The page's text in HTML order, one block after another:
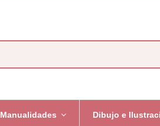
Manualidades Dibujo e